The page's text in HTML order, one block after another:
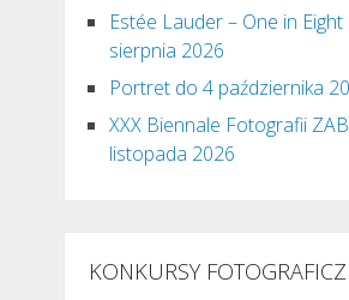
Estée Lauder – One in
sierpnia 2026
Portret do 4 października
XXX Biennale Fotografii
listopada 2026
KONKURSY